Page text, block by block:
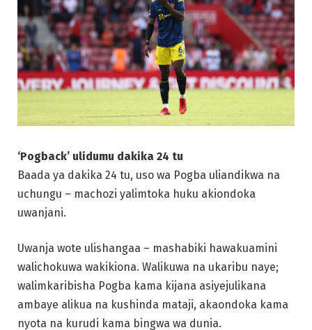
‘Pogback’ ulidumu dakika 24 tu
Baada ya dakika 24 tu, uso wa Pogba uliandikwa na
uchungu – machozi yalimtoka huku akiondoka
uwanjani.
Uwanja wote ulishangaa – mashabiki hawakuamini
walichokuwa wakikiona. Walikuwa na ukaribu naye;
walimkaribisha Pogba kama kijana asiyejulikana
ambaye alikua na kushinda mataji, akaondoka kama
nyota na kurudi kama bingwa wa dunia.